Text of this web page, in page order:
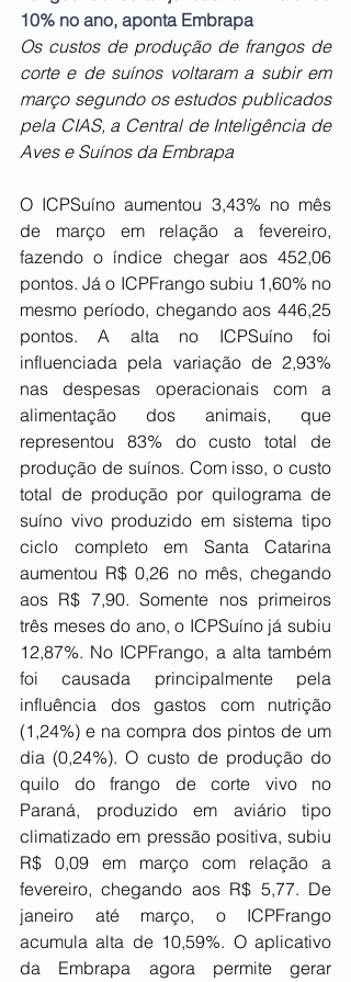
10% no ano, aponta Embrapa
Os custos de produção de frangos de
corte e de suínos voltaram a subir em
março segundo os estudos publicados
pela CIAS, a Central de Inteligência de
Aves e Suínos da Embrapa
O ICPSuíno aumentou 3,43% no mês
de março em relação a fevereiro,
fazendo o índice chegar aos 452,06
pontos. Já o ICPFrango subiu 1,60% no
mesmo período, chegando aos 446,25
pontos. A alta no ICPSuíno foi
influenciada pela variação de 2,93%
nas despesas operacionais com a
alimentação dos animais, que
representou 83% do custo total de
produção de suínos. Com isso, o custo
total de produção por quilograma de
suíno vivo produzido em sistema tipo
ciclo completo em Santa Catarina
aumentou R$ 0,26 no mês, chegando
aos R$ 7,90. Somente nos primeiros
três meses do ano, o ICPSuíno já subiu
12,87%. No ICPFrango, a alta também
foi causada principalmente pela
influência dos gastos com nutrição
(1,24%) e na compra dos pintos de um
dia (0,24%). O custo de produção do
quilo do frango de corte vivo no
Paraná, produzido em aviário tipo
climatizado em pressão positiva, subiu
R$ 0,09 em março com relação a
fevereiro, chegando aos R$ 5,77. De
janeiro até março, o ICPFrango
acumula alta de 10,59%. O aplicativo
da Embrapa agora permite gerar